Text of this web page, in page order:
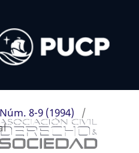
Núm. 8-9 (1994)
/